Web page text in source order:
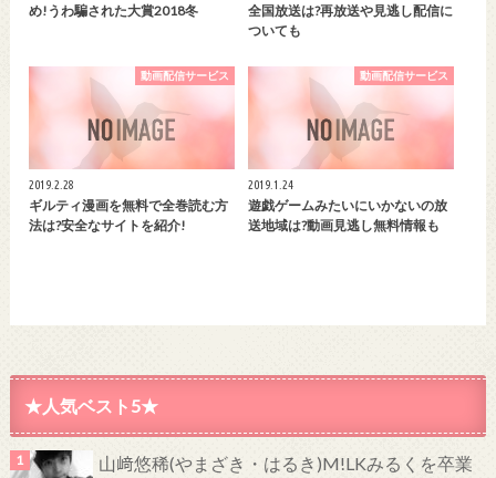
め!うわ騙された大賞2018冬
全国放送は?再放送や見逃し配信に
ついても
動画配信サービス
2019.2.28
ギルティ漫画を無料で全巻読む方
法は?安全なサイトを紹介!
動画配信サービス
2019.1.24
遊戯ゲームみたいにいかないの放
送地域は?動画見逃し無料情報も
★人気ベスト5★
山﨑悠稀(やまざき・はるき)M!LKみるくを卒業